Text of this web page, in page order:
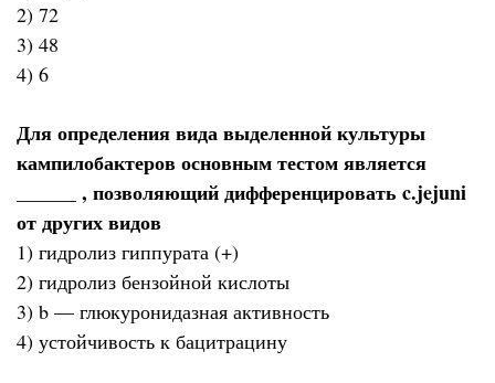
2) 72
3) 48
4) 6
Для определения вида выделенной культуры
кампилобактеров основным тестом является
______ , позволяющий дифференцировать c.jejuni
от других видов
1) гидролиз гиппурата (+)
2) гидролиз бензойной кислоты
3) b — глюкуронидазная активность
4) устойчивость к бацитрацину